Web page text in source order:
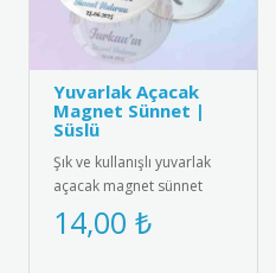
Yuvarlak Açacak
Magnet Sünnet |
Süslü
Şık ve kullanışlı yuvarlak
açacak magnet sünnet
hediyesi. Yüksek kaliteli
mıknatıs ve paslanmaz
14,00 ₺